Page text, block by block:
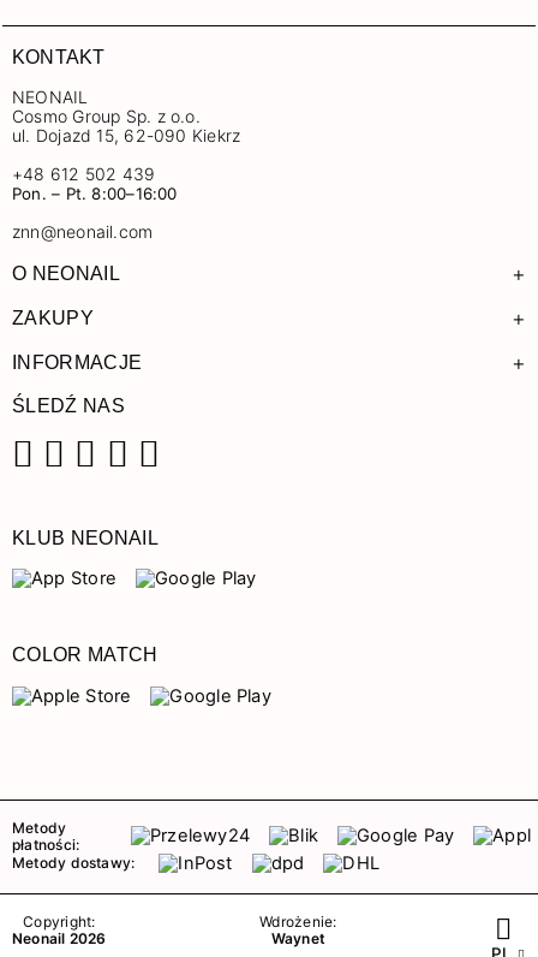
KONTAKT
NEONAIL
Cosmo Group Sp. z o.o.
ul. Dojazd 15, 62-090 Kiekrz
+48 612 502 439
Pon. – Pt. 8:00–16:00
znn@neonail.com
O NEONAIL +
ZAKUPY +
INFORMACJE +
ŚLEDŹ NAS
KLUB NEONAIL
COLOR MATCH
Metody
płatności:
Metody dostawy:
Copyright:
Neonail 2026
Wdrożenie:
Waynet